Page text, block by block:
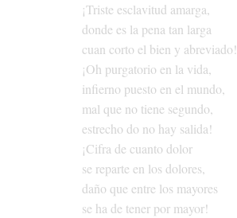
¡Triste esclavitud amarga,
donde es la pena tan larga
cuan corto el bien y abreviado!
¡Oh purgatorio en la vida,
infierno puesto en el mundo,
mal que no tiene segundo,
estrecho do no hay salida!
¡Cifra de cuanto dolor
se reparte en los dolores,
daño que entre los mayores
se ha de tener por mayor!